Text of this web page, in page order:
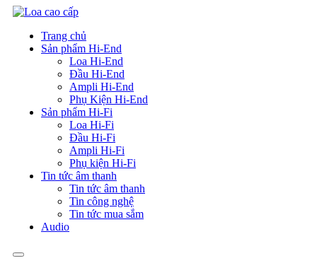
Skip
content
Trang chủ
Sản phẩm Hi-End
Loa Hi-End
Đầu Hi-End
Ampli Hi-End
Phụ Kiện Hi-End
Sản phẩm Hi-Fi
Loa Hi-Fi
Đầu Hi-Fi
Ampli Hi-Fi
Phụ kiện Hi-Fi
Tin tức âm thanh
Tin tức âm thanh
Tin công nghệ
Tin tức mua sắm
Audio